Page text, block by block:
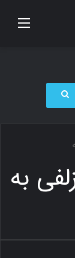
ج
ب
ر
به